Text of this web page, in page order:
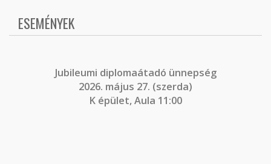
ESEMÉNYEK
Jubileumi diplomaátadó ünnepség
2026. május 27. (szerda)
K épület, Aula 11:00